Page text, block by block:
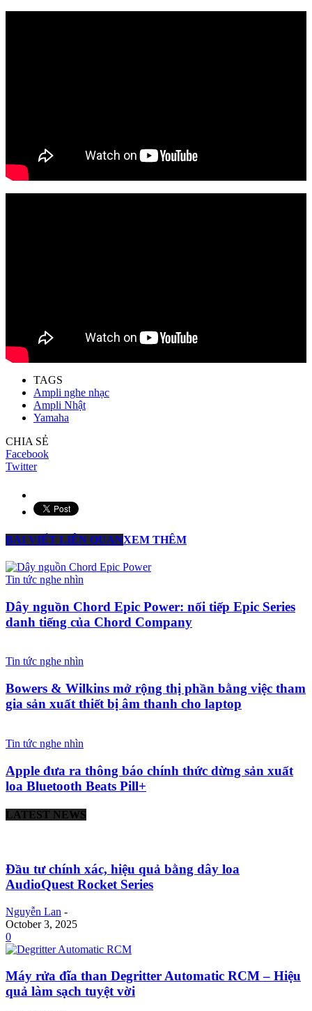
TAGS
Ampli nghe nhạc
Ampli Nhật
Yamaha
CHIA SẺ
Facebook
Twitter
BÀI VIẾT LIÊN QUANXEM THÊM
Tin tức nghe nhìn
Dây nguồn Chord Epic Power: nối tiếp Epic Series
danh tiếng của Chord Company
Tin tức nghe nhìn
Bowers & Wilkins mở rộng thị phần bằng việc tham
gia sản xuất thiết bị âm thanh cho laptop
Tin tức nghe nhìn
Apple đưa ra thông báo chính thức dừng sản xuất
loa Bluetooth Beats Pill+
LATEST NEWS
Đầu tư chính xác, hiệu quả bằng dây loa
AudioQuest Rocket Series
Nguyễn Lan -
October 3, 2025
0
Máy rửa đĩa than Degritter Automatic RCM – Hiệu
quả làm sạch tuyệt vời